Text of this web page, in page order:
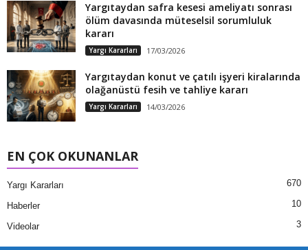
Yargıtaydan safra kesesi ameliyatı sonrası
ölüm davasında müteselsil sorumluluk
kararı
Yargı Kararları 17/03/2026
Yargıtaydan konut ve çatılı işyeri kiralarında
olağanüstü fesih ve tahliye kararı
Yargı Kararları 14/03/2026
EN ÇOK OKUNANLAR
Yargı Kararları 670
Haberler 10
Videolar 3